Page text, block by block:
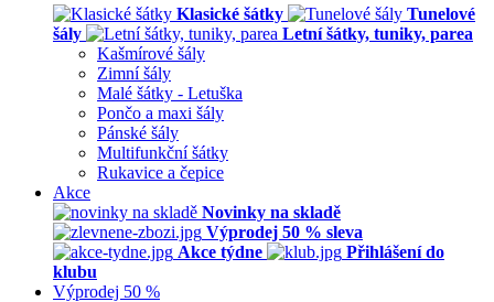
Klasické šátky
Tunelové
šály
Letní šátky, tuniky, parea
Kašmírové šály
Zimní šály
Malé šátky - Letuška
Pončo a maxi šály
Pánské šály
Multifunkční šátky
Rukavice a čepice
Akce
Novinky na skladě
Výprodej 50 % sleva
Akce týdne
Přihlášení do
klubu
Výprodej 50 %